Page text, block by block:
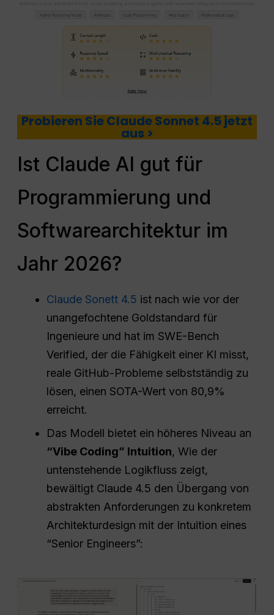
Probieren Sie Claude Sonnet 4.5 jetzt
aus >
Ist Claude AI gut für
Programmierung und
Softwarearchitektur im
Jahr 2026?
Claude Sonett 4.5 ist nach wie vor der
unangefochtene Goldstandard für
Ingenieure und hat im SWE-Bench
Verified, der die Fähigkeit einer KI misst,
reale GitHub-Probleme selbstständig zu
lösen, einen SOTA-Wert von 80,9%
erreicht.
Das Modell bietet ein höheres Niveau an
“Vibe Coding” Intuition, Wie der
untenstehende Logikfluss zeigt,
bewältigt Claude 4.5 den Übergang von
abstrakten Anforderungen zu konkretem
Architekturdesign mit der Intuition eines
“Senior Engineers”: